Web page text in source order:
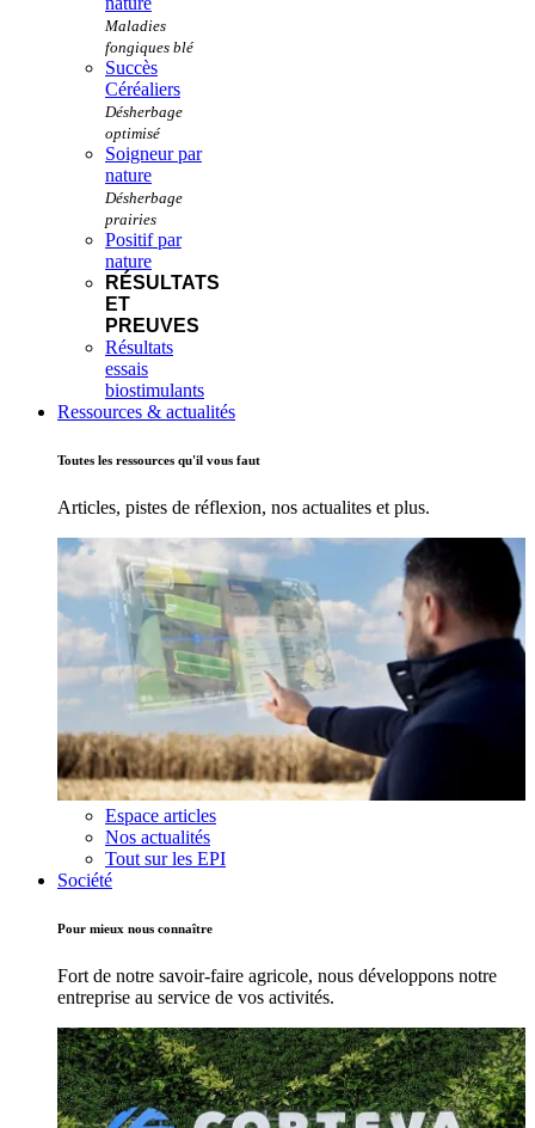
Succès
Céréaliers
Soigneur par
nature
Positif par
nature
RÉSULTATS
ET
PREUVES
Résultats
essais
biostimulants
Ressources & actualités
Toutes les ressources qu'il vous faut
Articles, pistes de réflexion, nos actualites et plus.
Espace articles
Nos actualités
Tout sur les EPI
Société
Pour mieux nous connaître
Fort de notre savoir-faire agricole, nous développons notre
entreprise au service de vos activités.